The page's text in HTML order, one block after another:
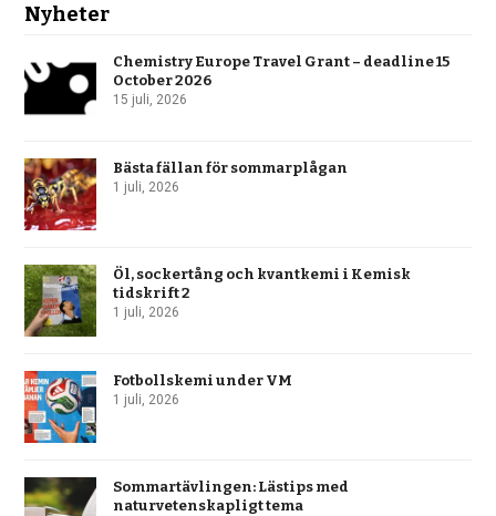
Nyheter
Chemistry Europe Travel Grant – deadline 15
October 2026
15 juli, 2026
Bästa fällan för sommarplågan
1 juli, 2026
Öl, sockertång och kvantkemi i Kemisk
tidskrift 2
1 juli, 2026
Fotbollskemi under VM
1 juli, 2026
Sommartävlingen: Lästips med
naturvetenskapligt tema